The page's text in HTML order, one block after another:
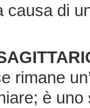
causa di
rimane
è